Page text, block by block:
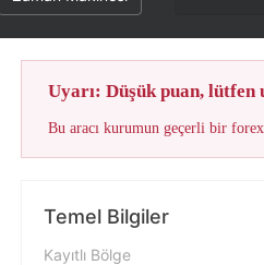
Uyarı: Düşük puan, lütfen
Bu aracı kurumun geçerli bir
Temel Bilgiler
Kayıtlı Bölge